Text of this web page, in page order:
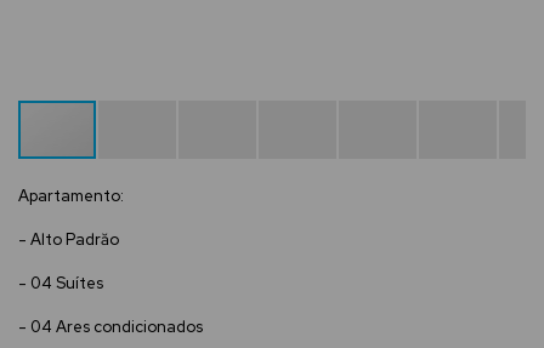
Apartamento:
- Alto Padrăo
- 04 Suítes
- 04 Ares condicionados